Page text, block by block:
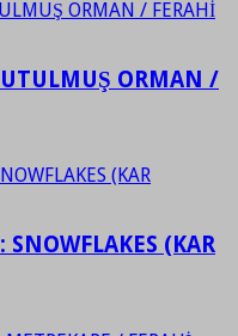
ORMAN /
SNOWFLAKES (KAR